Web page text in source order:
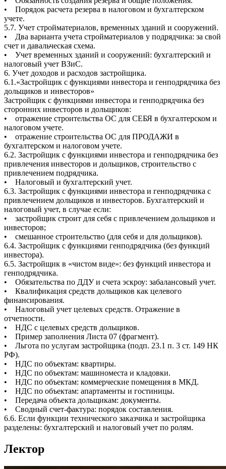
• Порядок расчета резерва в налоговом и бухгалтерском
учете.
5.7. Учет стройматериалов, временных зданий и сооружений.
• Два варианта учета стройматериалов у подрядчика: за свой
счет и давальческая схема.
• Учет временных зданий и сооружений: бухгалтерский и
налоговый учет ВЗиС.
6. Учет доходов и расходов застройщика.
6.1.«Застройщик с функциями инвестора и генподрядчика без
дольщиков и инвесторов»
Застройщик с функциями инвестора и генподрядчика без
сторонних инвесторов и дольщиков:
• отражение строительства ОС для СЕБЯ в бухгалтерском и
налоговом учете.
• отражение строительства ОС для ПРОДАЖИ в
бухгалтерском и налоговом учете.
6.2. Застройщик с функциями инвестора и генподрядчика без
привлечения инвесторов и дольщиков, строительство с
привлечением подрядчика.
• Налоговый и бухгалтерский учет.
6.3. Застройщик с функциями инвестора и генподрядчика с
привлечением дольщиков и инвесторов. Бухгалтерский и
налоговый учет, в случае если:
• застройщик строит для себя с привлечением дольщиков и
инвесторов;
• смешанное строительство (для себя и для дольщиков).
6.4. Застройщик с функциями генподрядчика (без функций
инвестора).
6.5. Застройщик в «чистом виде»: без функций инвестора и
генподрядчика.
• Обязательства по ДДУ и счета эскроу: забалансовый учет.
• Квалификация средств дольщиков как целевого
финансирования.
• Налоговый учет целевых средств. Отражение в
отчетности.
• НДС с целевых средств дольщиков.
• Пример заполнения Листа 07 (фрагмент).
• Льгота по услугам застройщика (подп. 23.1 п. 3 ст. 149 НК
РФ).
• НДС по объектам: квартиры.
• НДС по объектам: машиноместа и кладовки.
• НДС по объектам: коммерческие помещения в МКД.
• НДС по объектам: апартаменты и гостиницы.
• Передача объекта дольщикам: документы.
• Сводный счет-фактура: порядок составления.
6.6. Если функции технического заказчика и застройщика
разделены: бухгалтерский и налоговый учет по ролям.
Лектор